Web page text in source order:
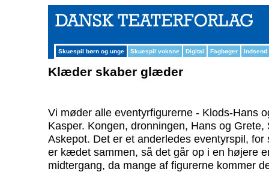
Skuespil børn og unge Skuespil voksne Digital Fagbøger Indsend
Klæder skaber glæder
Vi møder alle eventyrfigurerne - Klods-Hans
Kasper. Kongen, dronningen, Hans og
Askepot. Det er et anderledes eventyrspil,
er kædet sammen, så det går op i en højere
midtergang, da mange af figurerne kommer